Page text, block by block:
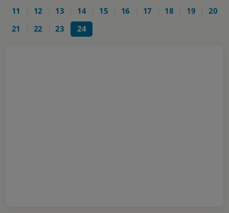
11
12 13 14 15 16 17 18 19
20
21
22 23 24